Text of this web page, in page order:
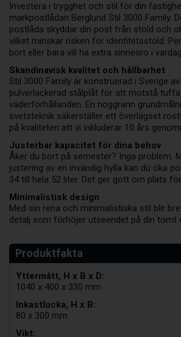
Investera i trygghet och stil för din
markpostlådan Berglund Stil 3000 Family.
postlåda skyddar din post från stöld och
vilket minskar risken för identitetsstöld.
bort eller bara vill ha extra sinnesro i
Skandinavisk kvalitet och hållbarhet
Stil 3000 Family är konstruerad i Sverige
pulverlackerad stålplåt för att motstå
väderförhållanden. En noggrann
svetsteknik säkerställer ett överlägset
på kvaliteten att vi inkluderar 10 års
Justerbar kapacitet för dina behov
Åker du bort på semester? Inga problem.
justering av en invändig hylla kan du öka
34 till hela 52 liter. Det ger gott om plats
Minimalistisk design
Med sin rena och minimalistiska stil blir
detalj som förhöjer utseendet på din tomt
Yttermått, H x B x D:
1040 x 400 x 330 mm
Inkastlucka, H x B:
80 x 300 mm
Vikt: